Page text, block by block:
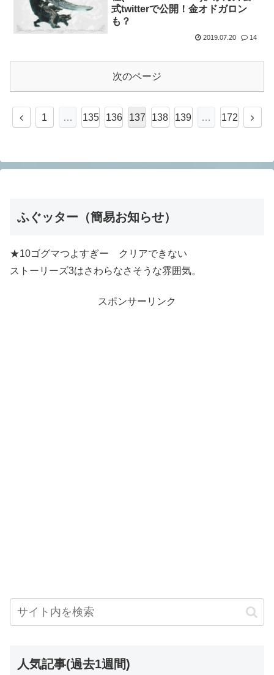
式twitterで公開！金オドガロン
も？
2019.07.20 14
次のページ
前
1 … 135 136 137 138 139 … 172
次
ふぐッター（簡易お知らせ）
★10ゴグマつよすぎー クリアできない
ストーリーズ3はさわらなさそうな雰囲気。
スポンサーリンク
人気記事(過去1週間)